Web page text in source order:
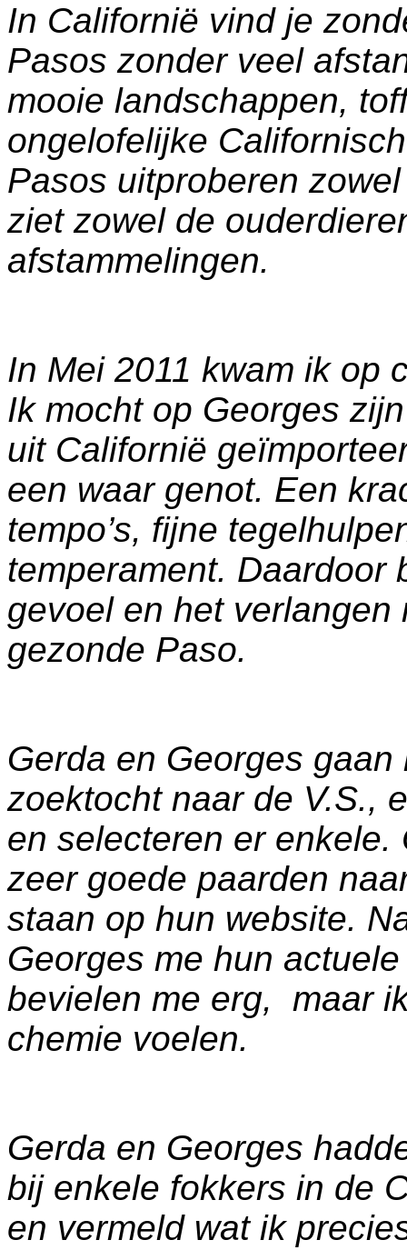
In Californië vind je
Pasos zonder veel
mooie landschappen,
ongelofelijke
Pasos uitproberen
ziet zowel de
afstammelingen.
In Mei 2011 kwam ik op
Ik mocht op Georges
uit Californië
een waar genot. Een
tempo’s, fijne
temperament. Daardoor
gevoel en het
gezonde Paso.
Gerda en Georges
zoektocht naar de V.S.,
en selecteren er
zeer goede paarden
staan op hun website.
Georges me hun
bevielen me erg, maar
chemie voelen.
Gerda en Georges
bij enkele fokkers in de
en vermeld wat ik